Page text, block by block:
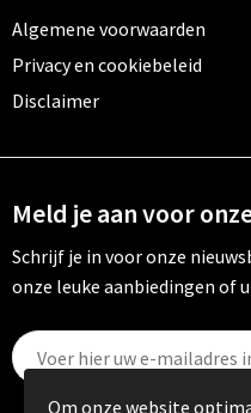
Algemene voorwaarden
Privacy en cookiebeleid
Disclaimer
Meld je aan voor
Schrijf je in voor onze
onze leuke aanbiedingen of
Om onze website